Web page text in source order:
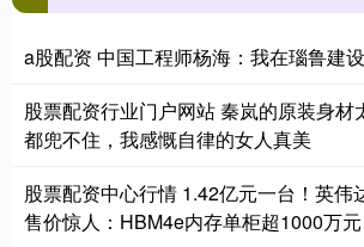
a股配资 中国工程师杨海：我在瑙鲁建
股票配资行业门户网站 秦岚的原装身材
都兜不住，我感慨自律的女人真美
股票配资中心行情 1.42亿元一台！英伟
售价惊人：HBM4e内存单柜超1000万元